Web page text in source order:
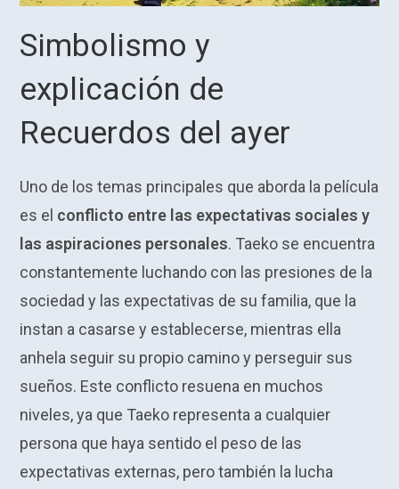
Simbolismo y
explicación de
Recuerdos del ayer
Uno de los temas principales que aborda la película
es el conflicto entre las expectativas sociales y
las aspiraciones personales. Taeko se encuentra
constantemente luchando con las presiones de la
sociedad y las expectativas de su familia, que la
instan a casarse y establecerse, mientras ella
anhela seguir su propio camino y perseguir sus
sueños. Este conflicto resuena en muchos
niveles, ya que Taeko representa a cualquier
persona que haya sentido el peso de las
expectativas externas, pero también la lucha